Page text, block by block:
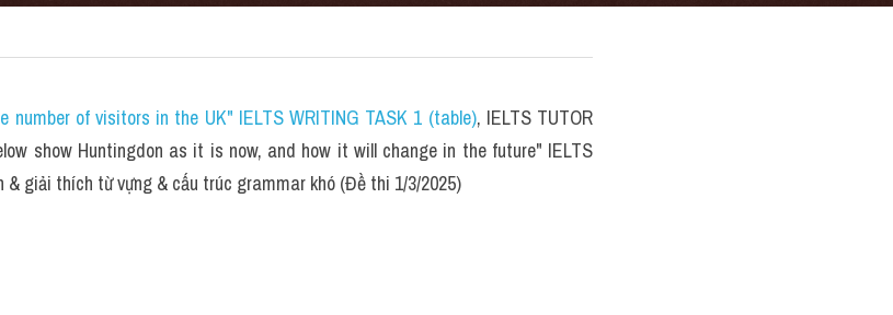
number of visitors in the UK" IELTS WRITING TASK 1 (table), IELTS TUTOR
show Huntingdon as it is now, and how it will change in the future" IELTS
giải thích từ vựng & cấu trúc grammar khó​ (Đề thi 1/3/2025)